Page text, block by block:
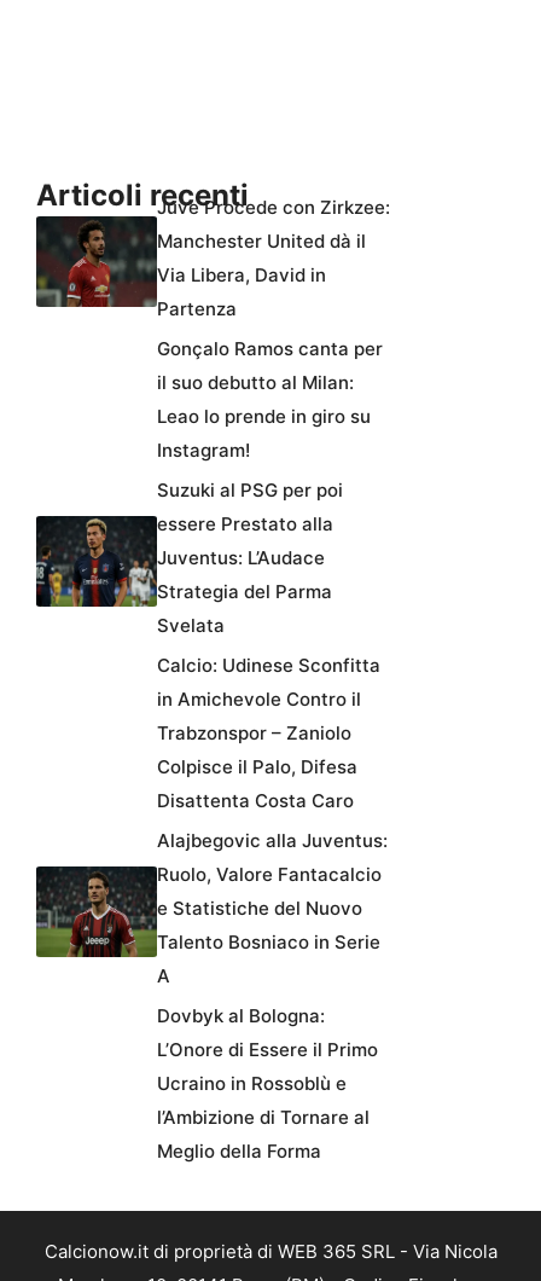
Articoli recentiJuve Procede con Zirkzee:
Manchester United dà il
Via Libera, David in
Partenza
Gonçalo Ramos canta per
il suo debutto al Milan:
Leao lo prende in giro su
Instagram!
Suzuki al PSG per poi
essere Prestato alla
Juventus: L’Audace
Strategia del Parma
Svelata
Calcio: Udinese Sconfitta
in Amichevole Contro il
Trabzonspor – Zaniolo
Colpisce il Palo, Difesa
Disattenta Costa Caro
Alajbegovic alla Juventus:
Ruolo, Valore Fantacalcio
e Statistiche del Nuovo
Talento Bosniaco in Serie
A
Dovbyk al Bologna:
L’Onore di Essere il Primo
Ucraino in Rossoblù e
l’Ambizione di Tornare al
Meglio della Forma
Calcionow.it di proprietà di WEB 365 SRL - Via Nicola